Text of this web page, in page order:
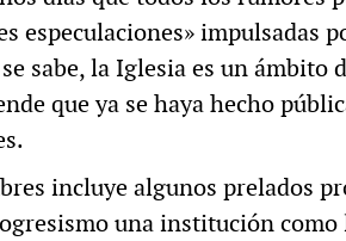
especulaciones» impulsadas
sabe, la Iglesia es un
que ya se haya hecho
incluye algunos prelados
una institución